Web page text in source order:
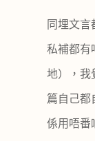
同埋文
私補都有
地），我
篇自己都
係用唔番